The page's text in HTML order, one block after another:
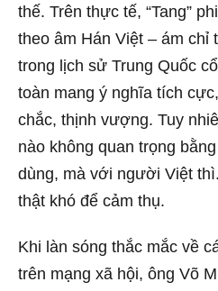
thế. Trên thực tế, “Tang”
theo âm Hán Việt – ám
trong lịch sử Trung Quốc
toàn mang ý nghĩa tích
chắc, thịnh vượng. Tuy
nào không quan trọng
dùng, mà với người Việt
thật khó để cảm thụ.
Khi làn sóng thắc mắc về
trên mạng xã hội, ông Võ